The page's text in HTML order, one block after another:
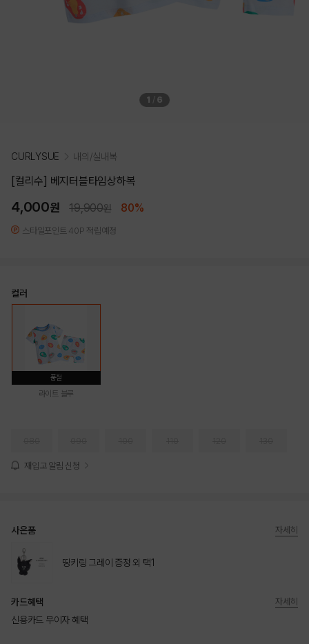
1 / 6
CURLYSUE 내의/실내복
[컬리수] 베지터블타임상하복
4,000원 19,900원 80%
스타일포인트 40P 적립예정
컬러
품절
라이트 블루
재입고 알림 신청
사은품
띵키링 그레이 증정 외 택1
자세히
카드혜택
신용카드 무이자 혜택
자세히